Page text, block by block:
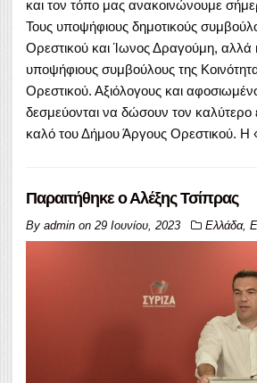
και τον τόπο μας ανακοινώνουμε
Τους υποψήφιους δημοτικούς
Ορεστικού και Ίωνος Δραγούμη, αλλά
υποψήφιους συμβούλους της
Ορεστικού. Αξιόλογους και
δεσμεύονται να δώσουν τον καλύτερο
καλό του Δήμου Άργους Ορεστικού. Η
Παραιτήθηκε ο Αλέξης Τσίπρας
By admin on 29 Ιουνίου, 2023 Ελλάδα,